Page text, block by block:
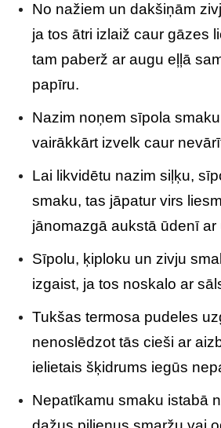
No nažiem un dakšiņām
ja tos ātri izlaiž caur gāzes
tam paberž ar augu eļļā
papīru.
Nazim noņem sīpola
vairākkārt izvelk caur
Lai likvidētu nazim siļķu,
smaku, tas jāpatur virs
jānomazgā aukstā ūdenī ar
Sīpolu, ķiploku un zivju
izgaist, ja tos noskalo ar
Tukšas termosa pudeles
nenoslēdzot tās cieši ar
ielietais šķidrums iegūs
Nepatīkamu smaku istabā